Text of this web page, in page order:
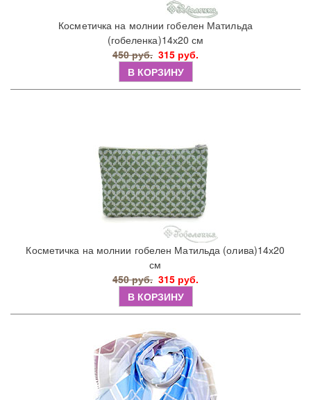
Косметичка на молнии гобелен Матильда
(гобеленка)14х20 см
450 руб. 315 руб.
В КОРЗИНУ
Косметичка на молнии гобелен Матильда (олива)14х20
см
450 руб. 315 руб.
В КОРЗИНУ